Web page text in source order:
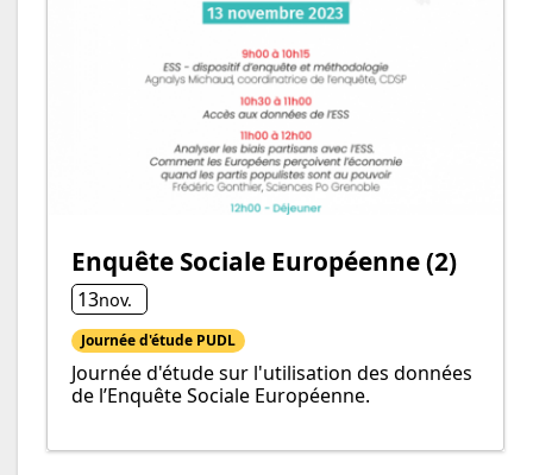
Enquête Sociale Européenne (2)
13nov.
Journée d'étude PUDL
Journée d'étude sur l'utilisation des données
de l’Enquête Sociale Européenne.